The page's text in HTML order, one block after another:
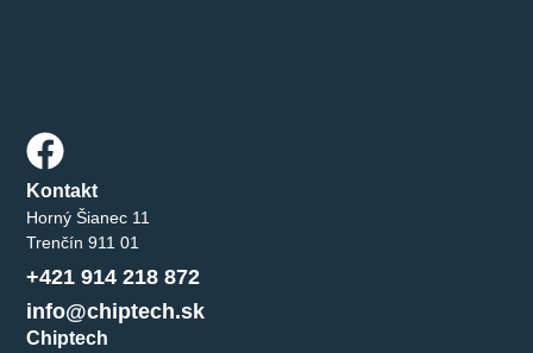
Chiptech
Kontakt
Horný Šianec 11
Trenčín 911 01
+421 914 218 872
info@chiptech.sk